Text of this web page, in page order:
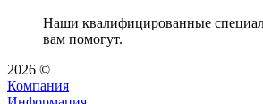
Наши квалифицированные
вам помогут.
2026 ©
Компания